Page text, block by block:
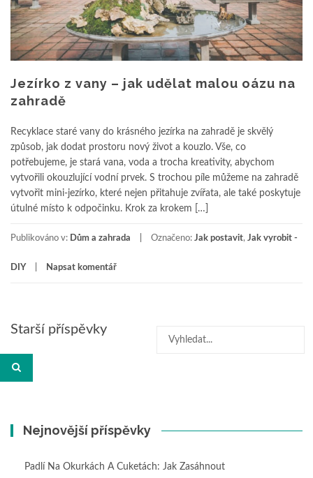
Jezírko z vany – jak udělat malou oázu na
zahradě
Recyklace staré vany do krásného jezírka na zahradě je skvělý
způsob, jak dodat prostoru nový život a kouzlo. Vše, co
potřebujeme, je stará vana, voda a trocha kreativity, abychom
vytvořili okouzlující vodní prvek. S trochou píle můžeme na zahradě
vytvořit mini-jezírko, které nejen přitahuje zvířata, ale také poskytuje
útulné místo k odpočinku. Krok za krokem […]
Publikováno v: Dům a zahrada Označeno: Jak postavit, Jak vyrobit -
DIY Napsat komentář
Navigace
příspěvky
Starší příspěvky Hledat:
Nejnovější příspěvky
Padlí Na Okurkách A Cuketách: Jak Zasáhnout